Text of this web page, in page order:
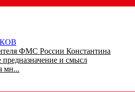
ФМС России Константина
предназначение и смысл
мн...